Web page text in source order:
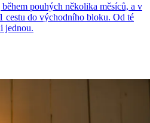
pouhých několika měsíců, a v
cestu do východního bloku. Od té
jednou.